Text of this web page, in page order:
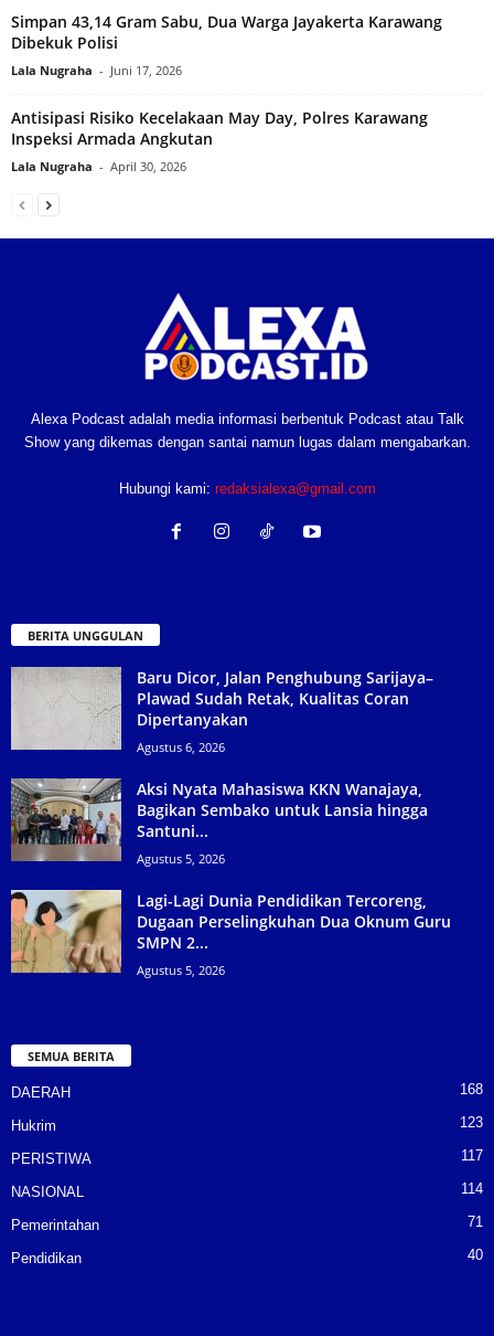
Simpan 43,14 Gram Sabu, Dua Warga Jayakerta Karawang
Dibekuk Polisi
Lala Nugraha - Juni 17, 2026
Antisipasi Risiko Kecelakaan May Day, Polres Karawang
Inspeksi Armada Angkutan
Lala Nugraha - April 30, 2026
Alexa Podcast adalah media informasi berbentuk Podcast atau Talk
Show yang dikemas dengan santai namun lugas dalam mengabarkan.
Hubungi kami: redaksialexa@gmail.com
BERITA UNGGULAN
Baru Dicor, Jalan Penghubung Sarijaya–
Plawad Sudah Retak, Kualitas Coran
Dipertanyakan
Agustus 6, 2026
Aksi Nyata Mahasiswa KKN Wanajaya,
Bagikan Sembako untuk Lansia hingga
Santuni...
Agustus 5, 2026
Lagi-Lagi Dunia Pendidikan Tercoreng,
Dugaan Perselingkuhan Dua Oknum Guru
SMPN 2...
Agustus 5, 2026
SEMUA BERITA
DAERAH 168
Hukrim 123
PERISTIWA 117
NASIONAL 114
Pemerintahan 71
Pendidikan 40